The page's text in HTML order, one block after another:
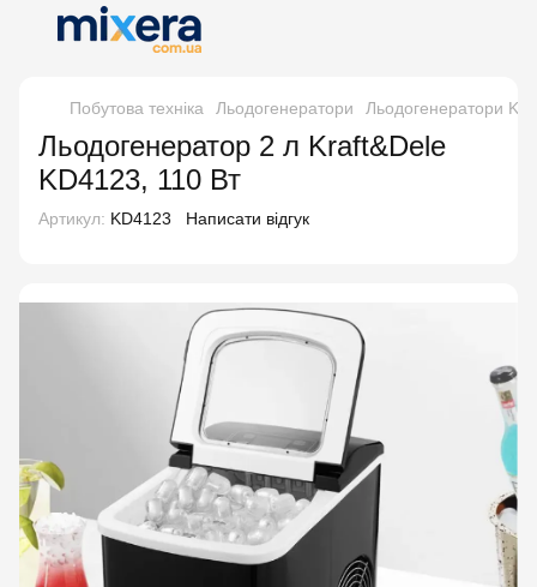
Побутова техніка Льодогенератори Льодогенератори
Льодогенератор 2 л Kraft&Dele
KD4123, 110 Вт
Артикул: KD4123 Написати відгук